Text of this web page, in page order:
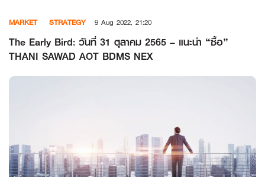
content
MARKET STRATEGY 9 Aug 2022, 21:20
The Early Bird: วันที่ 31 ตุลาคม 2565 – แนะนำ “ซื้อ”
THANI SAWAD AOT BDMS NEX